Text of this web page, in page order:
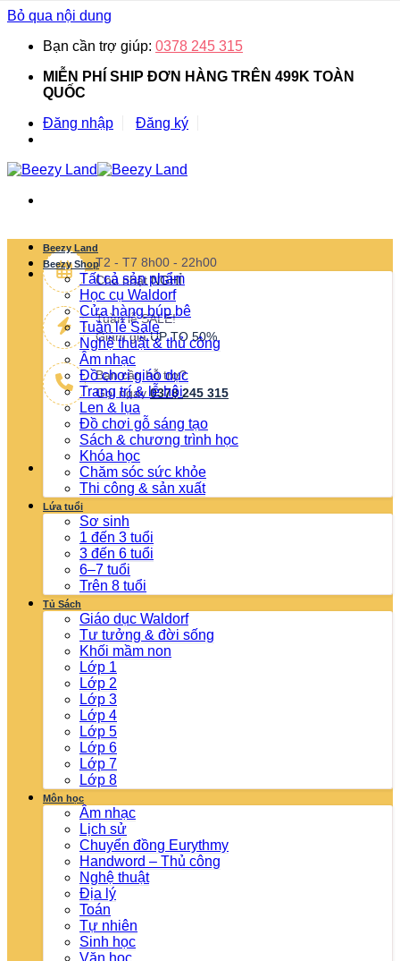
Bỏ qua nội dung
Bạn cần trợ giúp: 0378 245 315
MIỄN PHÍ SHIP ĐƠN HÀNG TRÊN 499K TOÀN
QUỐC
Đăng nhập
Đăng ký
T2 - T7 8h00 - 22h00
Chủ nhậtNGHỈ
Tuần lễ SALE!
Giảm giáUP TO 50%
Bạn cần hỗ trợ?
Gọi ngay 0378 245 315
Beezy Land
Beezy Shop
Tất cả sản phẩm
Học cụ Waldorf
Cửa hàng búp bê
Tuần lễ Sale
Nghệ thuật & thủ công
Âm nhạc
Đồ chơi giáo dục
Trang trí & lễ hội
Len & lụa
Đồ chơi gỗ sáng tạo
Sách & chương trình học
Khóa học
Chăm sóc sức khỏe
Thi công & sản xuất
Lứa tuổi
Sơ sinh
1 đến 3 tuổi
3 đến 6 tuổi
6–7 tuổi
Trên 8 tuổi
Tủ Sách
Giáo dục Waldorf
Tư tưởng & đời sống
Khối mầm non
Lớp 1
Lớp 2
Lớp 3
Lớp 4
Lớp 5
Lớp 6
Lớp 7
Lớp 8
Môn học
Âm nhạc
Lịch sử
Chuyển đồng Eurythmy
Handword – Thủ công
Nghệ thuật
Địa lý
Toán
Tự nhiên
Sinh học
Văn học